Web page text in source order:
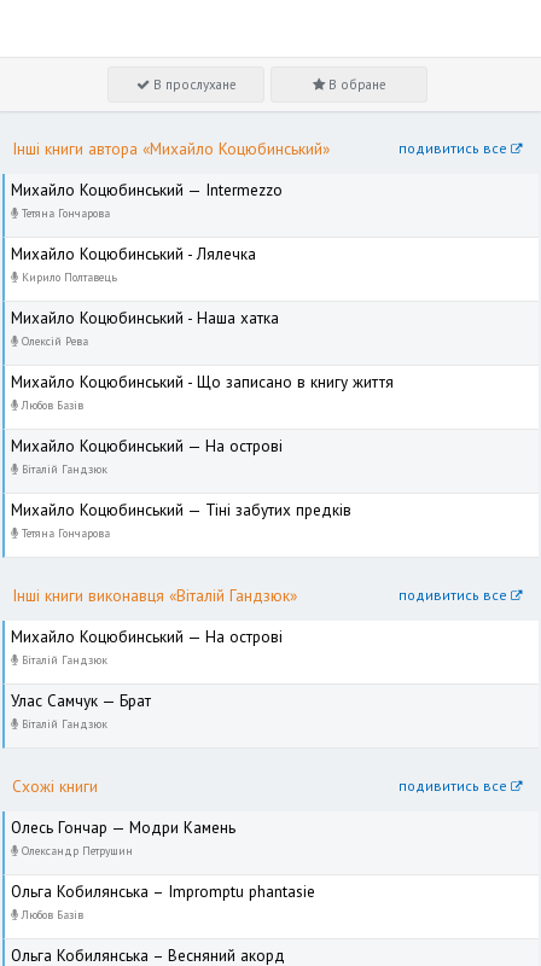
В прослухане В обране
Інші книги автора «Михайло Коцюбинський» подивитись все
Михайло Коцюбинський — Intermezzo
Тетяна Гончарова
Михайло Коцюбинський - Лялечка
Кирило Полтавець
Михайло Коцюбинський - Наша хатка
Олексій Рева
Михайло Коцюбинський - Що записано в книгу життя
Любов Базів
Михайло Коцюбинський — На острові
Віталій Гандзюк
Михайло Коцюбинський — Тіні забутих предків
Тетяна Гончарова
Інші книги виконавця «Віталій Гандзюк» подивитись все
Михайло Коцюбинський — На острові
Віталій Гандзюк
Улас Самчук — Брат
Віталій Гандзюк
Схожі книги подивитись все
Олесь Гончар — Модри Камень
Олександр Петрушин
Ольга Кобилянська – Impromptu phantasie
Любов Базів
Ольга Кобилянська – Весняний акорд